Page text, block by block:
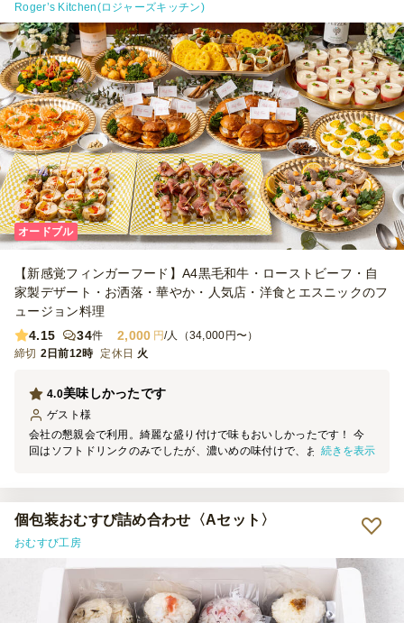
Roger’s Kitchen(ロジャーズキッチン)
オードブル
【新感覚フィンガーフード】A4黒毛和牛・ローストビーフ・自
家製デザート・お洒落・華やか・人気店・洋食とエスニックのフ
ュージョン料理
4.15
34件 2,000 円/人（34,000円〜）
締切 2日前12時 定休日 火
美味しかったです
4.0
ゲスト 様
会社の懇親会で利用。綺麗な盛り付けで味もおいしかったです！ 今
回はソフトドリンクのみでしたが、濃いめの味付けで、お酒にも合い
続きを表示
個包装おむすび詰め合わせ〈Aセット〉
おむすび工房